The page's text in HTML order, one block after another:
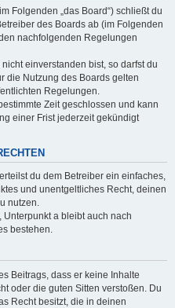
Folgenden „das Board“) schließt du
des Boards ab (im Folgenden
nachfolgenden Regelungen
einverstanden bist, so darfst du
die Nutzung des Boards gelten
Regelungen.
Zeit geschlossen und kann
einer Frist jederzeit gekündigt
du dem Betreiber ein einfaches,
und unentgeltliches Recht, deinen
nutzen.
Unterpunkt a bleibt auch nach
bestehen.
Beitrags, dass er keine Inhalte
oder die guten Sitten verstoßen. Du
Recht besitzt, die in deinen